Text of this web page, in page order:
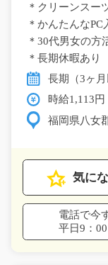
＊クリーンスー
＊かんたんな
＊30代男女の方
＊長期休暇あり
長期（3ヶ月
時給1,113円
福岡県八女
気に
電話で今
平日9：